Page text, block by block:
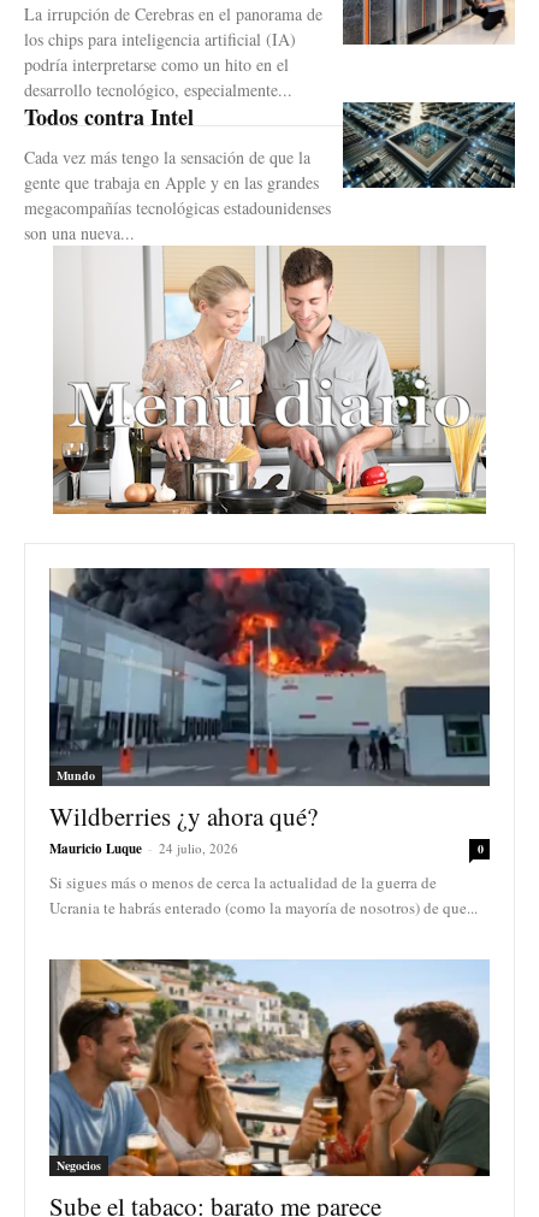
La irrupción de Cerebras en el panorama de
los chips para inteligencia artificial (IA)
podría interpretarse como un hito en el
desarrollo tecnológico, especialmente...
Todos contra Intel
Cada vez más tengo la sensación de que la
gente que trabaja en Apple y en las grandes
megacompañías tecnológicas estadounidenses
son una nueva...
Mundo
Wildberries ¿y ahora qué?
Mauricio Luque - 24 julio, 2026 0
Si sigues más o menos de cerca la actualidad de la guerra de
Ucrania te habrás enterado (como la mayoría de nosotros) de que...
Negocios
Sube el tabaco: barato me parece